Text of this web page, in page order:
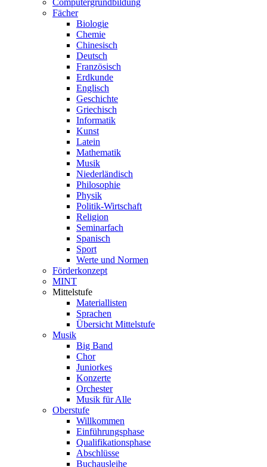
Fächer
Biologie
Chemie
Chinesisch
Deutsch
Französisch
Erdkunde
Englisch
Geschichte
Griechisch
Informatik
Kunst
Latein
Mathematik
Musik
Niederländisch
Philosophie
Physik
Politik-Wirtschaft
Religion
Seminarfach
Spanisch
Sport
Werte und Normen
Förderkonzept
MINT
Mittelstufe
Materiallisten
Sprachen
Übersicht Mittelstufe
Musik
Big Band
Chor
Juniorkes
Konzerte
Orchester
Musik für Alle
Oberstufe
Willkommen
Einführungsphase
Qualifikationsphase
Abschlüsse
Buchausleihe